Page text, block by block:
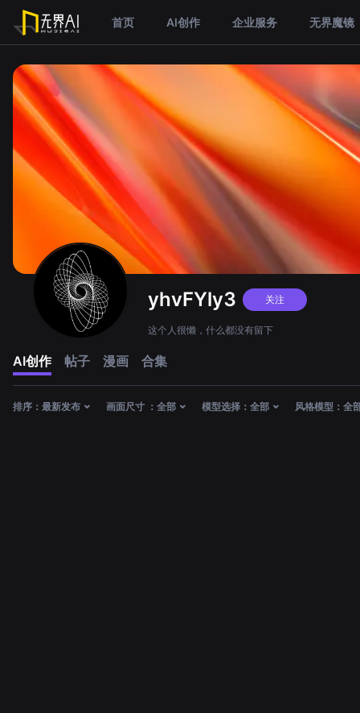
首页 AI创作 企业服务 无界魔镜
yhvFYly3 关注
这个人很懒，什么都没有留下
AI创作 帖子 漫画 合集
排序： 最新发布 画面尺寸 ： 全部 模型选择： 全部 风格模型： 全